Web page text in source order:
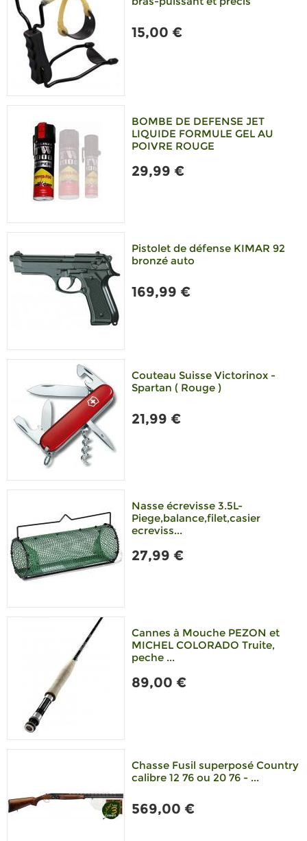
15,00 €
BOMBE DE DEFENSE JET
LIQUIDE FORMULE GEL AU
POIVRE ROUGE
29,99 €
Pistolet de défense KIMAR 92
bronzé auto
169,99 €
Couteau Suisse Victorinox -
Spartan ( Rouge )
21,99 €
Nasse écrevisse 3.5L-
Piege,balance,filet,casier
ecreviss...
27,99 €
Cannes à Mouche PEZON et
MICHEL COLORADO Truite,
peche ...
89,00 €
Chasse Fusil superposé Country
calibre 12 76 ou 20 76 - ...
569,00 €